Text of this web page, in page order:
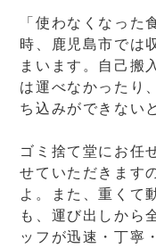
「使わなくなった
時、鹿児島市では
まいます。自己搬
は運べなかったり
ち込みができない
ゴミ捨て堂にお任
せていただきます
よ。また、重くて
も、運び出しから
ッフが迅速・丁寧